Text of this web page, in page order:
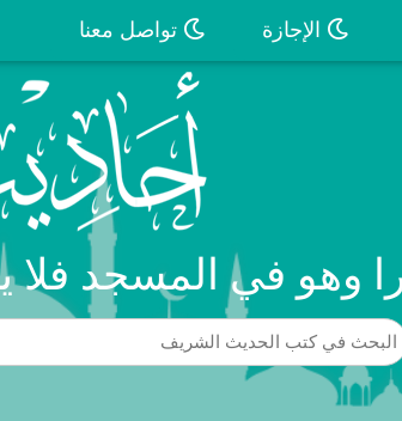
الإجازة تواصل معنا
وهو في المسجد فلا